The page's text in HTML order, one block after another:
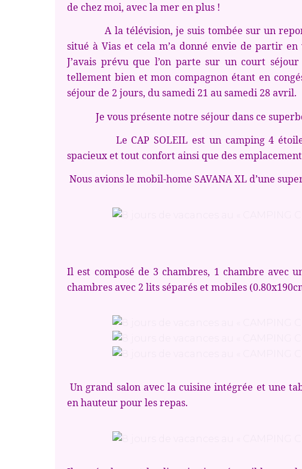
de chez moi, avec la mer en plus !
A la télévision, je suis tombée sur un
situé à Vias et cela m’a donné envie de partir en
J’avais prévu que l’on parte sur un court
tellement bien et mon compagnon étant en
séjour de 2 jours, du samedi 21 au samedi 28 avril.
Je vous présente notre séjour dans ce
Le CAP SOLEIL est un camping 4 étoiles,
spacieux et tout confort ainsi que des
Nous avions le mobil-home SAVANA XL d’une
Il est composé de 3 chambres, 1 chambre avec
chambres avec 2 lits séparés et mobiles
Un grand salon avec la cuisine intégrée et une
en hauteur pour les repas.